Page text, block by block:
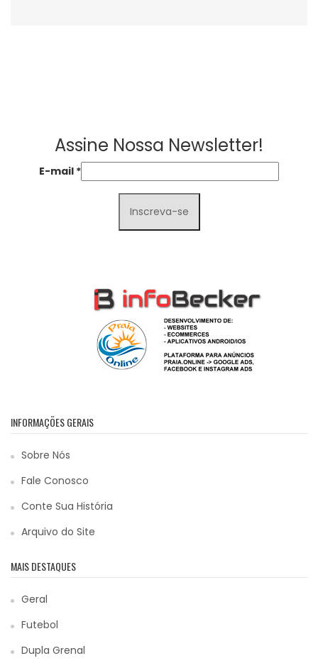
Assine Nossa Newsletter!
E-mail *
INFORMAÇÕES GERAIS
Sobre Nós
Fale Conosco
Conte Sua História
Arquivo do Site
MAIS DESTAQUES
Geral
Futebol
Dupla Grenal